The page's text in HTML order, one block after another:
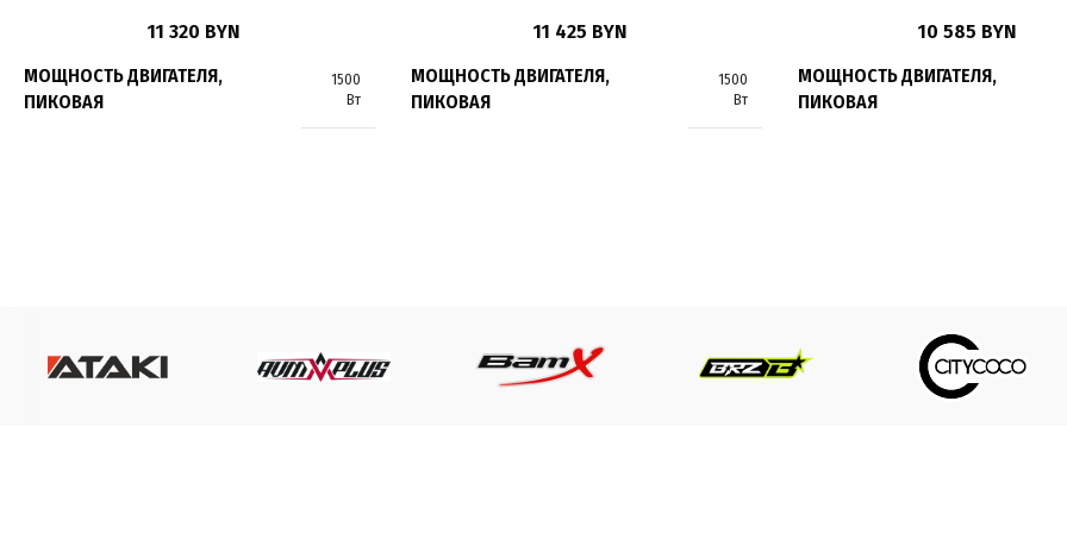
11 320 BYN
МОЩНОСТЬ ДВИГАТЕЛЯ,
ПИКОВАЯ
1500
Вт
11 425 BYN
МОЩНОСТЬ ДВИГАТЕЛЯ,
ПИКОВАЯ
1500
Вт
10 585 BYN
МОЩНОСТЬ ДВИГАТЕЛЯ,
ПИКОВАЯ